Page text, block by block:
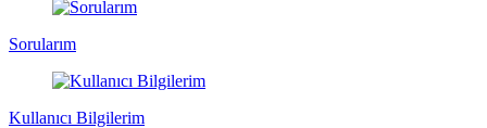
Sorularım
Kullanıcı Bilgilerim